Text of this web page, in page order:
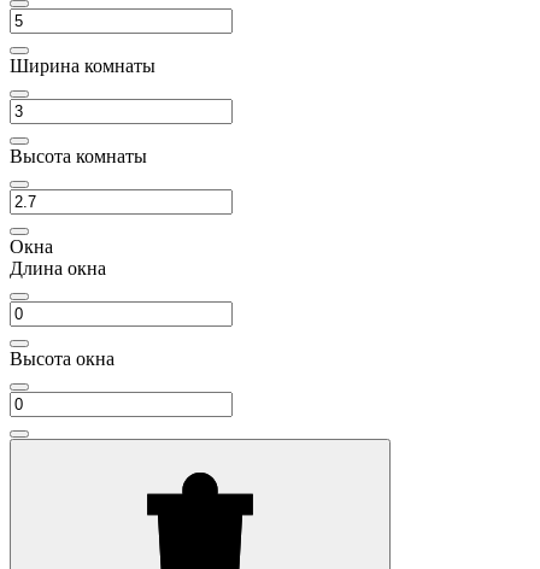
Ширина комнаты
Высота комнаты
Окна
Длина окна
Высота окна